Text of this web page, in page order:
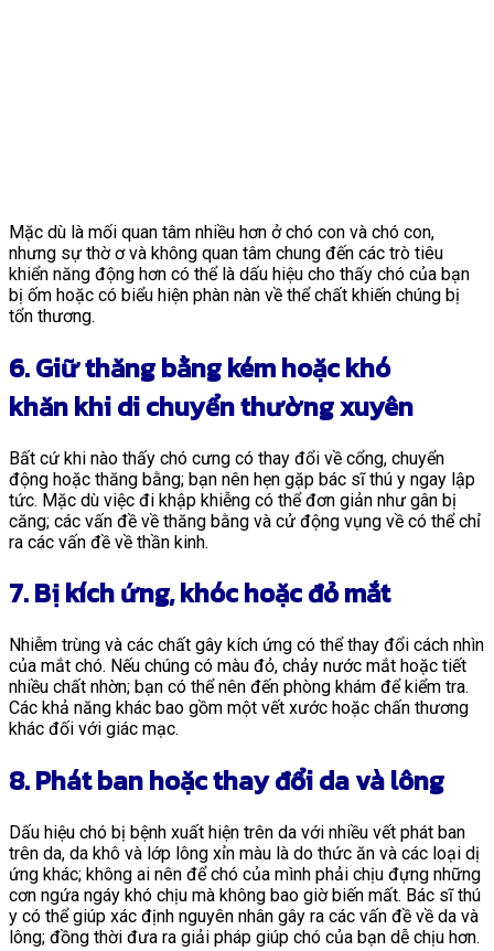
Mặc dù là mối quan tâm nhiều hơn ở chó con và chó con,
nhưng sự thờ ơ và không quan tâm chung đến các trò tiêu
khiển năng động hơn có thể là dấu hiệu cho thấy chó của bạn
bị ốm hoặc có biểu hiện phàn nàn về thể chất khiến chúng bị
tổn thương.
6. Giữ thăng bằng kém hoặc khó
khăn khi di chuyển thường xuyên
Bất cứ khi nào thấy chó cưng có thay đổi về cổng, chuyển
động hoặc thăng bằng; bạn nên hẹn gặp bác sĩ thú y ngay lập
tức. Mặc dù việc đi khập khiễng có thể đơn giản như gân bị
căng; các vấn đề về thăng bằng và cử động vụng về có thể chỉ
ra các vấn đề về thần kinh.
7. Bị kích ứng, khóc hoặc đỏ mắt
Nhiễm trùng và các chất gây kích ứng có thể thay đổi cách nhìn
của mắt chó. Nếu chúng có màu đỏ, chảy nước mắt hoặc tiết
nhiều chất nhờn; bạn có thể nên đến phòng khám để kiểm tra.
Các khả năng khác bao gồm một vết xước hoặc chấn thương
khác đối với giác mạc.
8. Phát ban hoặc thay đổi da và lông
Dấu hiệu chó bị bệnh xuất hiện trên da với nhiều vết phát ban
trên da, da khô và lớp lông xỉn màu là do thức ăn và các loại dị
ứng khác; không ai nên để chó của mình phải chịu đựng những
cơn ngứa ngáy khó chịu mà không bao giờ biến mất. Bác sĩ thú
y có thể giúp xác định nguyên nhân gây ra các vấn đề về da và
lông; đồng thời đưa ra giải pháp giúp chó của bạn dễ chịu hơn.